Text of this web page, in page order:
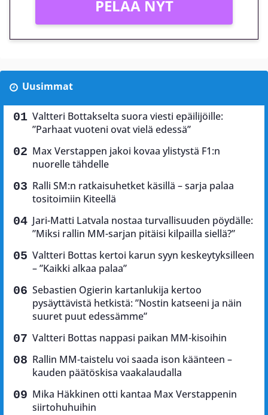
PELAA NYT
Uusimmat
Valtteri Bottakselta suora viesti epäilijöille:
”Parhaat vuoteni ovat vielä edessä”
Max Verstappen jakoi kovaa ylistystä F1:n
nuorelle tähdelle
Ralli SM:n ratkaisuhetket käsillä – sarja palaa
tositoimiin Kiteellä
Jari-Matti Latvala nostaa turvallisuuden pöydälle:
”Miksi rallin MM-sarjan pitäisi kilpailla siellä?”
Valtteri Bottas kertoi karun syyn keskeytyksilleen
– ”Kaikki alkaa palaa”
Sebastien Ogierin kartanlukija kertoo
pysäyttävistä hetkistä: ”Nostin katseeni ja näin
suuret puut edessämme”
Valtteri Bottas nappasi paikan MM-kisoihin
Rallin MM-taistelu voi saada ison käänteen –
kauden päätöskisa vaakalaudalla
Mika Häkkinen otti kantaa Max Verstappenin
siirtohuhuihin